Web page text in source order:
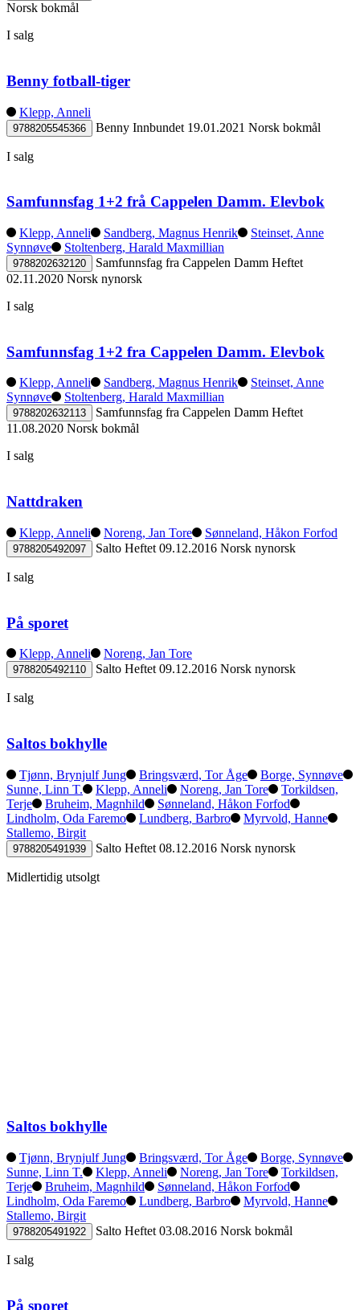
Norsk bokmål
I salg
Benny fotball-tiger
Klepp, Anneli
9788205545366 Benny Innbundet 19.01.2021 Norsk bokmål
I salg
Samfunnsfag 1+2 frå Cappelen Damm. Elevbok
Klepp, Anneli Sandberg, Magnus Henrik
Steinset, Anne
Synnøve
Stoltenberg, Harald Maxmillian
9788202632120 Samfunnsfag fra Cappelen Damm Heftet
02.11.2020 Norsk nynorsk
I salg
Samfunnsfag 1+2 fra Cappelen Damm. Elevbok
Klepp, Anneli Sandberg, Magnus Henrik
Steinset, Anne
Synnøve
Stoltenberg, Harald Maxmillian
9788202632113 Samfunnsfag fra Cappelen Damm Heftet
11.08.2020 Norsk bokmål
I salg
Nattdraken
Klepp, Anneli Noreng, Jan Tore Sønneland, Håkon Forfod
9788205492097 Salto Heftet 09.12.2016 Norsk nynorsk
I salg
På sporet
Klepp, Anneli Noreng, Jan Tore
9788205492110 Salto Heftet 09.12.2016 Norsk nynorsk
I salg
Saltos bokhylle
Tjønn, Brynjulf Jung Bringsværd, Tor Åge
Borge, Synnøve
Sunne, Linn T.
Klepp, Anneli Noreng, Jan Tore
Torkildsen,
Terje
Bruheim, Magnhild
Sønneland, Håkon Forfod
Lindholm, Oda Faremo
Lundberg, Barbro
Myrvold, Hanne
Stallemo, Birgit
9788205491939 Salto Heftet 08.12.2016 Norsk nynorsk
Midlertidig utsolgt
Saltos bokhylle
Tjønn, Brynjulf Jung Bringsværd, Tor Åge
Borge, Synnøve
Sunne, Linn T.
Klepp, Anneli Noreng, Jan Tore
Torkildsen,
Terje
Bruheim, Magnhild
Sønneland, Håkon Forfod
Lindholm, Oda Faremo
Lundberg, Barbro
Myrvold, Hanne
Stallemo, Birgit
9788205491922 Salto Heftet 03.08.2016 Norsk bokmål
I salg
På sporet